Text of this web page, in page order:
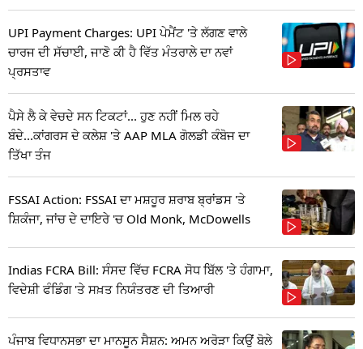
UPI Payment Charges: UPI ਪੇਮੈਂਟ 'ਤੇ ਲੱਗਣ ਵਾਲੇ
ਚਾਰਜ ਦੀ ਸੱਚਾਈ, ਜਾਣੋ ਕੀ ਹੈ ਵਿੱਤ ਮੰਤਰਾਲੇ ਦਾ ਨਵਾਂ
ਪ੍ਰਸਤਾਵ
ਪੈਸੇ ਲੈ ਕੇ ਵੇਚਦੇ ਸਨ ਟਿਕਟਾਂ... ਹੁਣ ਨਹੀਂ ਮਿਲ ਰਹੇ
ਬੰਦੇ...ਕਾਂਗਰਸ ਦੇ ਕਲੇਸ਼ 'ਤੇ AAP MLA ਗੋਲਡੀ ਕੰਬੋਜ ਦਾ
ਤਿੱਖਾ ਤੰਜ
FSSAI Action: FSSAI ਦਾ ਮਸ਼ਹੂਰ ਸ਼ਰਾਬ ਬ੍ਰਾਂਡਸ 'ਤੇ
ਸ਼ਿਕੰਜਾ, ਜਾਂਚ ਦੇ ਦਾਇਰੇ 'ਚ Old Monk, McDowells
Indias FCRA Bill: ਸੰਸਦ ਵਿੱਚ FCRA ਸੋਧ ਬਿੱਲ 'ਤੇ ਹੰਗਾਮਾ,
ਵਿਦੇਸ਼ੀ ਫੰਡਿੰਗ 'ਤੇ ਸਖ਼ਤ ਨਿਯੰਤਰਣ ਦੀ ਤਿਆਰੀ
ਪੰਜਾਬ ਵਿਧਾਨਸਭਾ ਦਾ ਮਾਨਸੂਨ ਸੈਸ਼ਨ: ਅਮਨ ਅਰੋੜਾ ਕਿਉਂ ਬੋਲੇ